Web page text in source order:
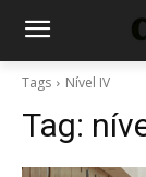
Tags Nível IV
Tag: